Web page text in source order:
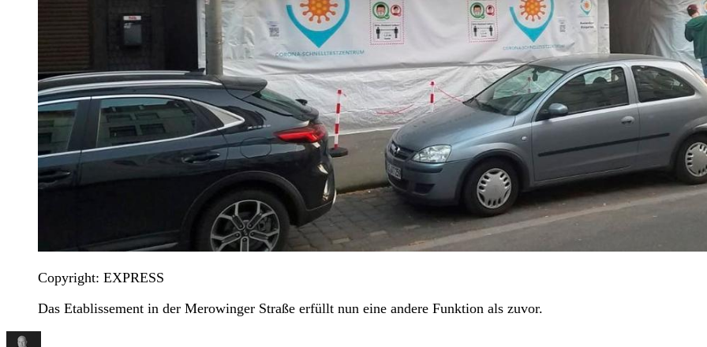
Copyright: EXPRESS
Das Etablissement in der Merowinger Straße erfüllt nun eine andere Funktion als zuvor.